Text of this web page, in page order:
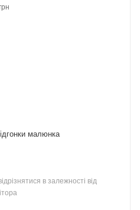
малюнка
в залежності від